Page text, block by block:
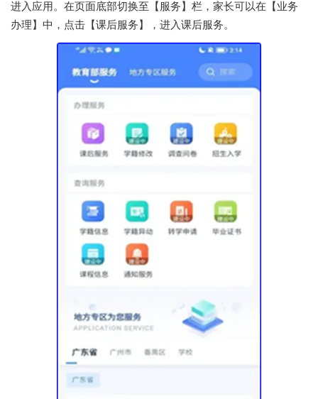
进入应用。在页面底部切换至【服务】栏，家长可以在【业务
办理】中，点击【课后服务】，进入课后服务。